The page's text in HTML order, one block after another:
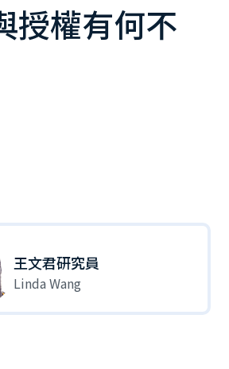
授權有何不
王文君研究員
Linda Wang